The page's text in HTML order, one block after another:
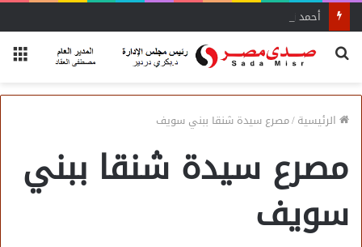
أحمد زكي: مبادرة “مصر تنطلق بالتصدير”
بحث
الرئيسية/مصرع سيدة شنقا ببني سويف
مصرع سيدة شنقا ببني
سويف